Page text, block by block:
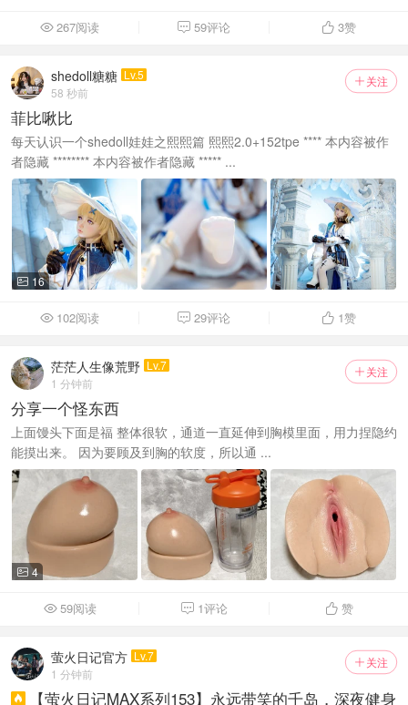
267阅读  59评论  3赞
 关注
shedoll糖糖 Lv.5
58 秒前
菲比啾比
每天认识一个shedoll娃娃之熙熙篇 熙熙2.0+152tpe **** 本内容被作
者隐藏 ******** 本内容被作者隐藏 ***** ...
 16
 102阅读  29评论  1赞
 关注
茫茫人生像荒野 Lv.7
1 分钟前
分享一个怪东西
上面馒头下面是福 整体很软，通道一直延伸到胸模里面，用力捏隐约
能摸出来。 因为要顾及到胸的软度，所以通 ...
 4
 59阅读  1评论  赞
 关注
萤火日记官方 Lv.7
1 分钟前
 【萤火日记MAX系列153】永远带笑的千岛，深夜健身